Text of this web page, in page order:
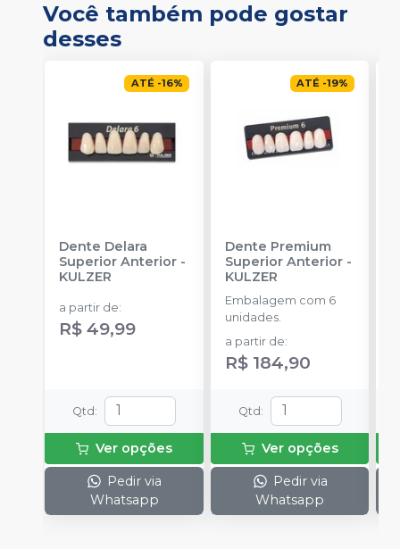
Você também pode gostar
desses
ATÉ -16%
Dente Delara
Superior Anterior -
KULZER
a partir de:
R$ 49,99
Qtd :
Ver opções
Pedir via
Whatsapp
ATÉ -19%
Dente Premium
Superior Anterior-
KULZER
Embalagem com 6
unidades.
a partir de:
R$ 184,90
Qtd :
Ver opções
Pedir via
Whatsapp